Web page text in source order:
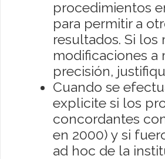
procedimientos
para permitir a
resultados. Si
modificaciones a
precisión,
Cuando se
explicite si los
concordantes
en 2000) y si
ad hoc de la